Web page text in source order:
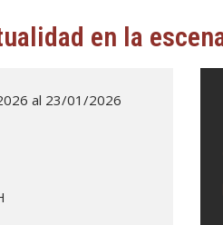
en la
al 23/01/2026